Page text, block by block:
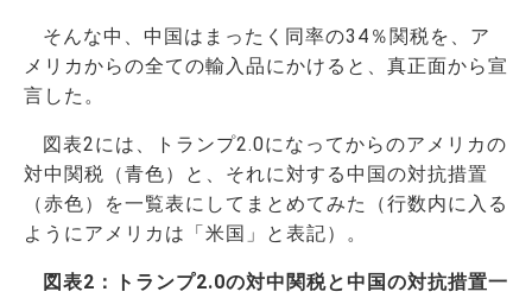
そんな中、中国はまったく同率の34％関税を、ア
メリカからの全ての輸入品にかけると、真正面から宣
言した。
図表2には、トランプ2.0になってからのアメリカの
対中関税（青色）と、それに対する中国の対抗措置
（赤色）を一覧表にしてまとめてみた（行数内に入る
ようにアメリカは「米国」と表記）。
図表2：トランプ2.0の対中関税と中国の対抗措置一